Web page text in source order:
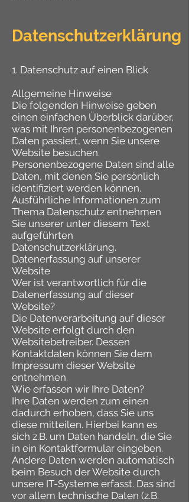
Datenschutzerklärung
1. Datenschutz auf einen Blick
Allgemeine Hinweise
Die folgenden Hinweise geben
einen einfachen Überblick darüber,
was mit Ihren personenbezogenen
Daten passiert, wenn Sie unsere
Website besuchen.
Personenbezogene Daten sind alle
Daten, mit denen Sie persönlich
identifiziert werden können.
Ausführliche Informationen zum
Thema Datenschutz entnehmen
Sie unserer unter diesem Text
aufgeführten
Datenschutzerklärung.
Datenerfassung auf unserer
Website
Wer ist verantwortlich für die
Datenerfassung auf dieser
Website?
Die Datenverarbeitung auf dieser
Website erfolgt durch den
Websitebetreiber. Dessen
Kontaktdaten können Sie dem
Impressum dieser Website
entnehmen.
Wie erfassen wir Ihre Daten?
Ihre Daten werden zum einen
dadurch erhoben, dass Sie uns
diese mitteilen. Hierbei kann es
sich z.B. um Daten handeln, die Sie
in ein Kontaktformular eingeben.
Andere Daten werden automatisch
beim Besuch der Website durch
unsere IT-Systeme erfasst. Das sind
vor allem technische Daten (z.B.